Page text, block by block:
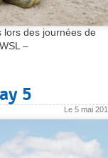
lors des journées de
–
5
Le 5 mai